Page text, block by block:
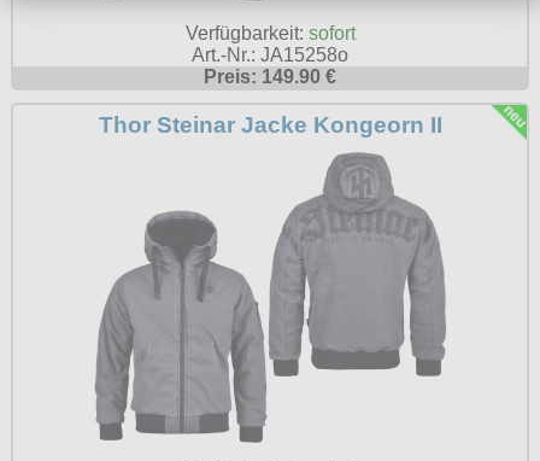
Verfügbarkeit: sofort
Art.-Nr.: JA15258o
Preis: 149.90 €
Thor Steinar Jacke Kongeorn II